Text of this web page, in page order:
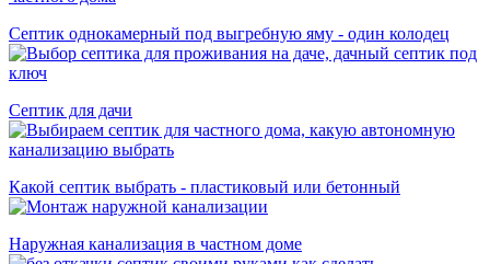
Септик однокамерный под выгребную яму - один колодец
Септик для дачи
Какой септик выбрать - пластиковый или бетонный
Наружная канализация в частном доме